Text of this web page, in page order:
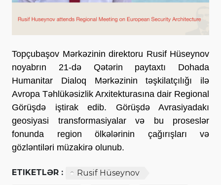
Topçubaşov Mərkəzinin direktoru Rusif Hüseynov
noyabrın 21-də Qətərin paytaxtı Dohada
Humanitar Dialoq Mərkəzinin təşkilatçılığı ilə
Avropa Təhlükəsizlik Arxitekturasına dair Regional
Görüşdə iştirak edib. Görüşdə Avrasiyadakı
geosiyasi transformasiyalar və bu proseslər
fonunda region ölkələrinin çağırışları və
gözləntiləri müzakirə olunub.
ETIKETLƏR :
Rusif Hüseynov